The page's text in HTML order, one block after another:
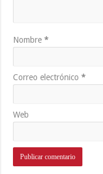
Nombre*
Correo electrónico*
Web